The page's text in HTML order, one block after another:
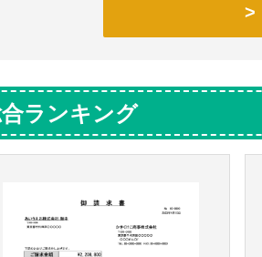
ランキング